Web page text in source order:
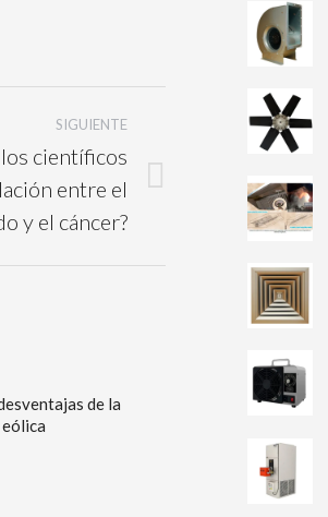
SIGUIENTE
científicos
entre el
y el cáncer?
de la